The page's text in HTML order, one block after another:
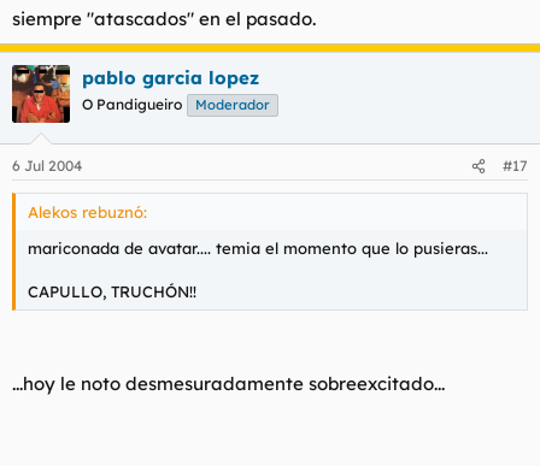
siempre "atascados" en el pasado.
pablo garcia lopez
O Pandigueiro Moderador
6 Jul 2004 #17
Alekos rebuznó:
mariconada de avatar.... temia el momento que lo pusieras...
CAPULLO, TRUCHÓN!!
...hoy le noto desmesuradamente sobreexcitado...